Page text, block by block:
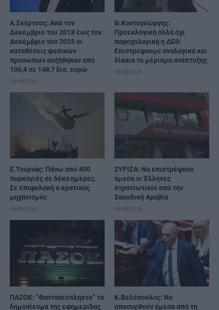
A.Σκέρτσος: Από τον
Δεκέμβριο του 2018 έως τον
Δεκέμβριο του 2025 οι
καταθέσεις φυσικών
προσώπων αυξήθηκαν από
106,4 σε 148,7 δισ. ευρώ
09/08/2026
Θ.Κοντογεώργης:
Προεκλογική αλλά όχι
παροχολογική η ΔΕΘ.
Επιστρέφουμε αναλογικά και
δίκαια το μέρισμα ανάπτυξης
09/08/2026
Ε.Τουρνάς: Πάνω από 400
πυρκαγιές σε δέκα ημέρες.
Σε επιφυλακή ο κρατικός
μηχανισμός
09/08/2026
ΣΥΡΙΖΑ: Να επιστρέψουν
άμεσα οι Έλληνες
στρατιωτικοί από την
Σαουδική Αραβία
09/08/2026
ΠΑΣΟΚ: “Φαντασιόπληκτο” το
δημοσίευμα της εφημερίδας
Κ.Βελόπουλος: Να
αποσυρθούν άμεσα από τη